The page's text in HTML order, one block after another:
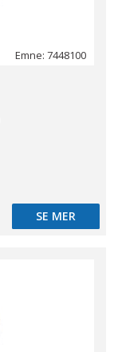
Emne: 7448100
SE MER
SE MER